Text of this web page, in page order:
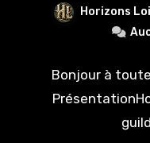
Horizons
Bonjour à